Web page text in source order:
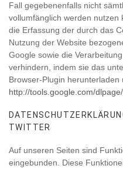
Fall gegebenenfalls nicht
vollumfänglich werden
die Erfassung der durch das
Nutzung der Website
Google sowie die
verhindern, indem sie das
Browser-Plugin herunterladen
http://tools.google.com/
TWITTER
Auf unseren Seiten sind
eingebunden. Diese